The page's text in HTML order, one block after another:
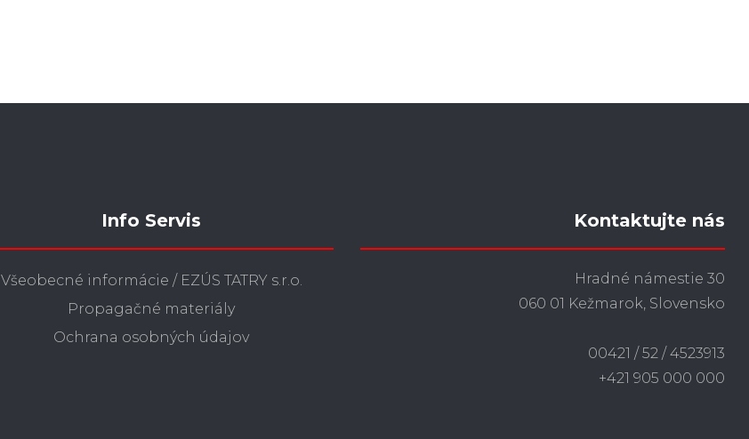
Info Servis
Všeobecné informácie / EZÚS TATRY s.r.o.
Propagačné materiály
Ochrana osobných údajov
Kontaktujte nás
Hradné námestie 30
060 01 Kežmarok, Slovensko
00421 / 52 / 4523913
+421 905 000 000